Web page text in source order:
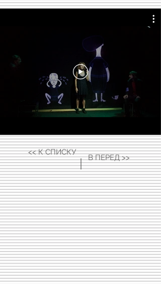
<< К СПИСКУ
В ПЕРЕД >>